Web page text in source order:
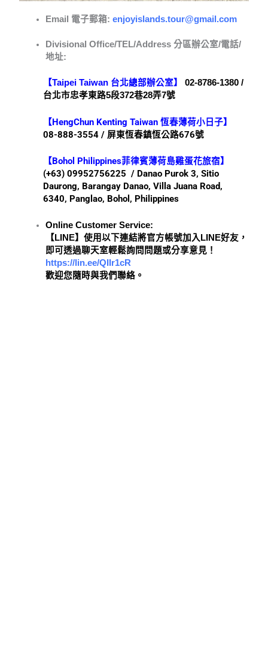
Email 電子郵箱:enjoyislands.tour@gmail.com
Divisional Office/TEL/Address 分區辦公室/電話/
地址:
【Taipei Taiwan 台北總部辦公室】
02-8786-1380 /
台北市忠孝東路5段372巷28弄7號
【HengChun Kenting Taiwan 恆春薄荷小日子】
08-888-3554 / 屏東恆春鎮恆公路676號
【Bohol Philippines菲律賓薄荷島雞蛋花旅宿】
(+63) 09952756225 / Danao Purok 3, Sitio
Daurong, Barangay Danao, Villa Juana Road,
6340, Panglao, Bohol, Philippines
Online Customer Service:
【LINE】使用以下連結將官方帳號加入LINE好友，
即可透過聊天室輕鬆詢問問題或分享意見！
https://lin.ee/QIIr1cR
歡迎您隨時與我們聯絡。